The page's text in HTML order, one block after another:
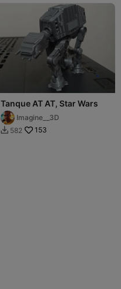
Tanque AT AT, Star Wars
Imagine__3D
 582 153